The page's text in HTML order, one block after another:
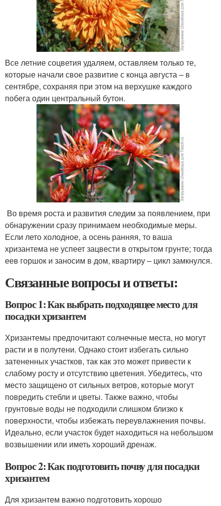
Все летние соцветия удаляем, оставляем только те,
которые начали свое развитие с конца августа – в
сентябре, сохраняя при этом на верхушке каждого
побега один центральный бутон.
Во время роста и развития следим за появлением, при
обнаружении сразу принимаем необходимые меры.
Если лето холодное, а осень ранняя, то ваша
хризантема не успеет зацвести в открытом грунте; тогда
еев горшок и заносим в дом, квартиру – цикл замкнулся.
Связанные вопросы и ответы:
Вопрос 1: Как выбрать подходящее место для
посадки хризантем
Хризантемы предпочитают солнечные места, но могут
расти и в полутени. Однако стоит избегать сильно
затененных участков, так как это может привести к
слабому росту и отсутствию цветения. Убедитесь, что
место защищено от сильных ветров, которые могут
повредить стебли и цветы. Также важно, чтобы
грунтовые воды не подходили слишком близко к
поверхности, чтобы избежать переувлажнения почвы.
Идеально, если участок будет находиться на небольшом
возвышении или иметь хороший дренаж.
Вопрос 2: Как подготовить почву для посадки
хризантем
Для хризантем важно подготовить хорошо